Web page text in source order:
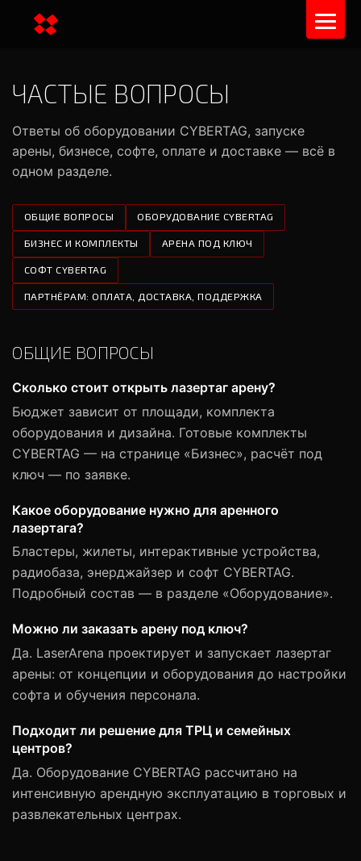
ЧАСТЫЕ ВОПРОСЫ
Ответы об оборудовании CYBERTAG, запуске
арены, бизнесе, софте, оплате и доставке — всё в
одном разделе.
ОБЩИЕ ВОПРОСЫ ОБОРУДОВАНИЕ CYBERTAG
БИЗНЕС И КОМПЛЕКТЫ АРЕНА ПОД КЛЮЧ
СОФТ CYBERTAG
ПАРТНЁРАМ: ОПЛАТА, ДОСТАВКА, ПОДДЕРЖКА
ОБЩИЕ ВОПРОСЫ
Сколько стоит открыть лазертаг арену?
Бюджет зависит от площади, комплекта
оборудования и дизайна. Готовые комплекты
CYBERTAG — на странице «Бизнес», расчёт под
ключ — по заявке.
Какое оборудование нужно для аренного
лазертага?
Бластеры, жилеты, интерактивные устройства,
радиобаза, энерджайзер и софт CYBERTAG.
Подробный состав — в разделе «Оборудование».
Можно ли заказать арену под ключ?
Да. LaserArena проектирует и запускает лазертаг
арены: от концепции и оборудования до настройки
софта и обучения персонала.
Подходит ли решение для ТРЦ и семейных
центров?
Да. Оборудование CYBERTAG рассчитано на
интенсивную арендную эксплуатацию в торговых и
развлекательных центрах.